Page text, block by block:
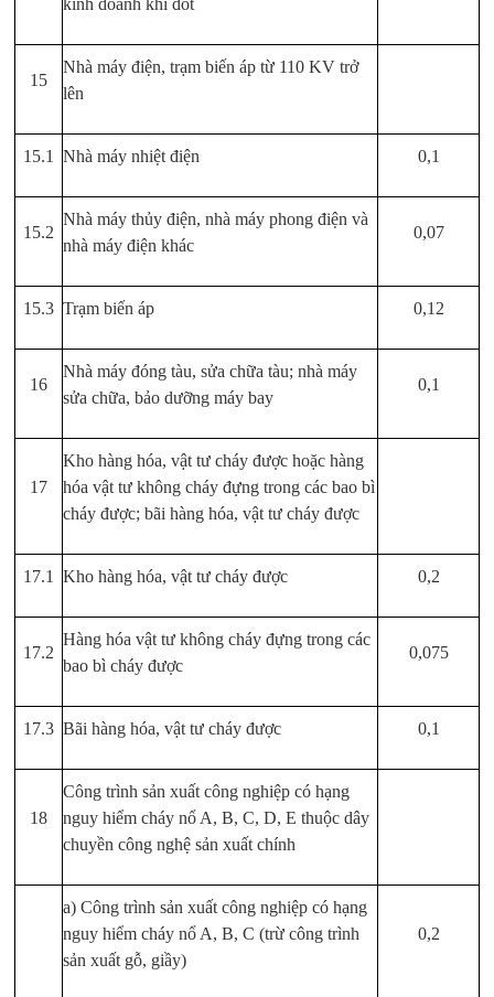
15
Nhà máy điện, trạm biến áp từ 110 KV trở
lên
15.1 Nhà máy nhiệt điện 0,1
15.2
Nhà máy thủy điện, nhà máy phong điện và
nhà máy điện khác
0,07
15.3 Trạm biến áp 0,12
16
Nhà máy đóng tàu, sửa chữa tàu; nhà máy
sửa chữa, bảo dưỡng máy bay
0,1
17
Kho hàng hóa, vật tư cháy được hoặc hàng
hóa vật tư không cháy đựng trong các bao bì
cháy được; bãi hàng hóa, vật tư cháy được
17.1 Kho hàng hóa, vật tư cháy được 0,2
17.2
Hàng hóa vật tư không cháy đựng trong các
bao bì cháy được
0,075
17.3 Bãi hàng hóa, vật tư cháy được 0,1
18
Công trình sản xuất công nghiệp có hạng
nguy hiểm cháy nổ A, B, C, D, E thuộc dây
chuyền công nghệ sản xuất chính
a) Công trình sản xuất công nghiệp có hạng
nguy hiểm cháy nổ A, B, C (trừ công trình
sản xuất gỗ, giầy)
0,2